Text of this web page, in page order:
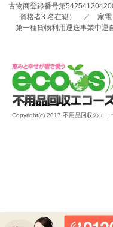
古物商登録番号第
資格者3 名在籍） ／ 家電
第一種貨物利用運送事業中
Copyright(c) 2017 不用品回収のエ